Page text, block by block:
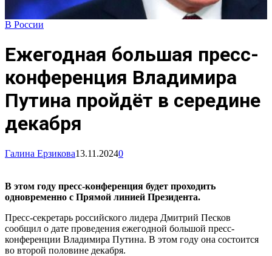
В России
Ежегодная большая пресс-
конференция Владимира
Путина пройдёт в середине
декабря
Галина Ерзикова13.11.20240
В этом году пресс-конференция будет проходить
одновременно с Прямой линией Президента.
Пресс-секретарь российского лидера Дмитрий Песков
сообщил о дате проведения ежегодной большой пресс-
конференции Владимира Путина. В этом году она состоится
во второй половине декабря.